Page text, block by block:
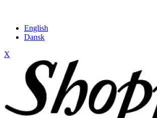
English
Dansk
X